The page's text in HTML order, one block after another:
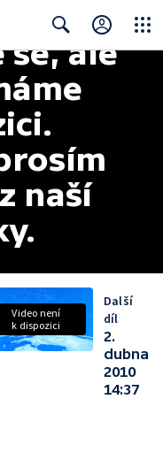
Search
se, ale
naší
Video není
k dispozici
Další
díl
2.
dubna
2010
14:37